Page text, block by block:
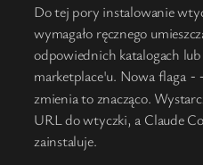
Do tej pory instalowanie
wymagało ręcznego
odpowiednich katalogach
marketplace'u. Nowa flaga
zmienia to znacząco.
URL do wtyczki, a Claude
zainstaluje.